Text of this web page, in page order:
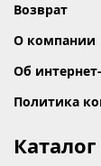
Возврат
О компании
Об
Политика
Каталог